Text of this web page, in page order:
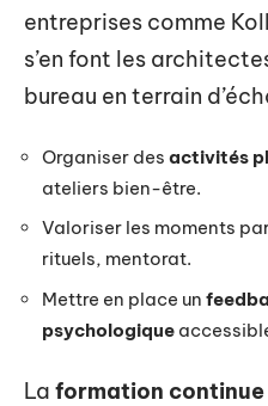
entreprises comme
s’en font les
bureau en terrain
Organiser des activités
ateliers bien-être.
Valoriser les moments
rituels, mentorat.
Mettre en place un
psychologique
La formation continue